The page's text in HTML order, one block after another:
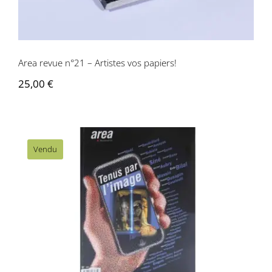
Area revue n°21 – Artistes vos papiers!
25,00 €
Vendu
Area revue n°23 – Tenus par l’image